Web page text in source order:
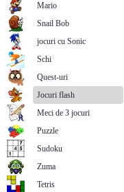
Mario
Snail Bob
jocuri cu Sonic
Schi
Quest-uri
Jocuri flash
Meci de 3 jocuri
Puzzle
Sudoku
Zuma
Tetris